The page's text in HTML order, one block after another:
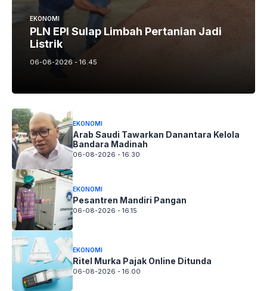
EKONOMI
PLN EPI Sulap Limbah Pertanian Jadi
Listrik
06-08-2026 - 16.45
EKONOMI
Arab Saudi Tawarkan Danantara Kelola
Bandara Madinah
06-08-2026 - 16.30
EKONOMI
Pesantren Mandiri Pangan
06-08-2026 - 16.15
EKONOMI
Ritel Murka Pajak Online Ditunda
06-08-2026 - 16.00